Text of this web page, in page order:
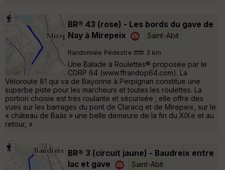
BR® 43 (rose) - Les bords du gave de
Nay à Mirepeix
Saint-Abit
Randonnée Pédestre 3 km
Une Balade à Roulettes® proposée par le
CDRP 64 (www.ffrandop64.com). La
Véloroute 81 qui va de Bayonne à Perpignan constitue une
superbe piste pour les marcheurs et toutes les roulettes. La
portion choisie est très roulante et sécurisée ; elle offre des
vues sur les barrages du pont de Claracq et de Mirepeix, sur le
« château de Baàs » une belle demeure de la fin du XIXe et au
retour, »
BR® 3 (circuit jaune) - Baudreix entre
lac et gave
Saint-Abit